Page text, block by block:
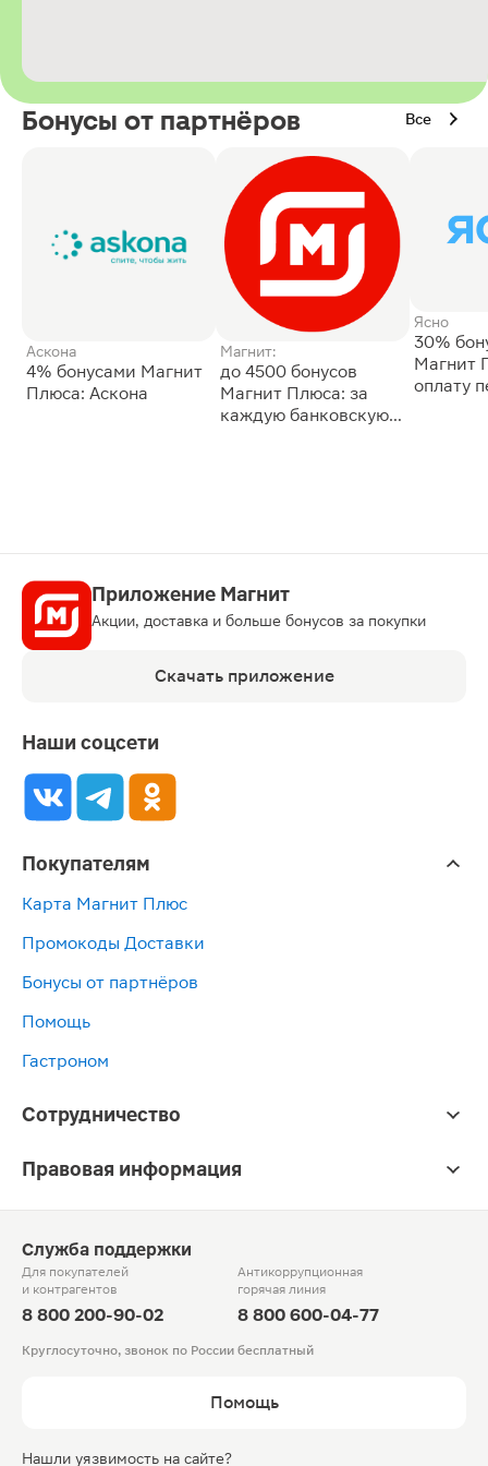
Бонусы от партнёров Все
Аскона
4% бонусами Магнит
Плюса: Аскона
Магнит:
до 4500 бонусов
Магнит Плюса: за
каждую банковскую
Ясно
30%
Магнит
оплату
Приложение Магнит
Акции, доставка и больше бонусов за покупки
Скачать приложение
Наши соцсети
Покупателям
Карта Магнит Плюс
Промокоды Доставки
Бонусы от партнёров
Помощь
Гастроном
Сотрудничество
Правовая информация
Служба поддержки
Для покупателей
и контрагентов
8 800 200-90-02
Антикоррупционная
горячая линия
8 800 600-04-77
Круглосуточно, звонок по России бесплатный
Помощь
Нашли уязвимость на сайте?